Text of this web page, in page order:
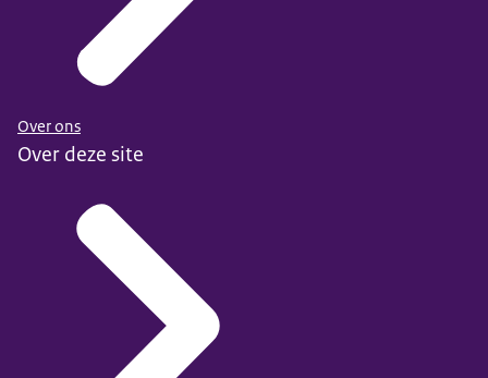
Over ons
Over deze site